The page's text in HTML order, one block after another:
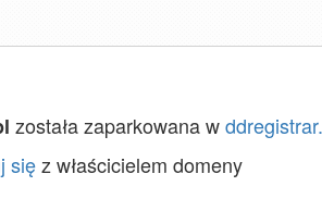
została zaparkowana w
sięz właścicielem domeny